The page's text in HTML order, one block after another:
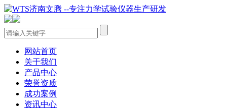
网站首页
关于我们
产品中心
荣誉资质
成功案例
资讯中心